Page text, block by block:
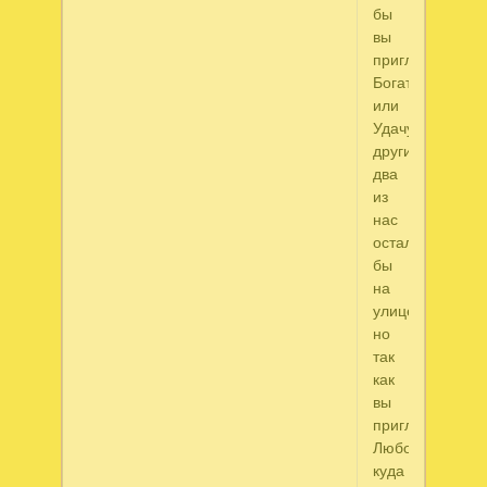
бы
вы
пригласили
Богатство
или
Удачу,
другие
два
из
нас
остались
бы
на
улице,
но
так
как
вы
пригласили
Любовь,
куда